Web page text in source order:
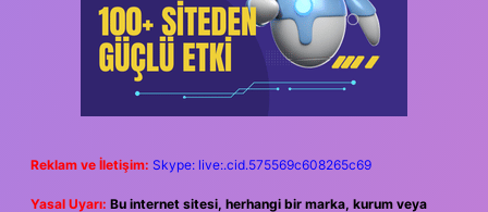
Reklam ve İletişim: Skype: live:.cid.575569c608265c69
Yasal Uyarı: Bu internet sitesi, herhangi bir marka, kurum veya